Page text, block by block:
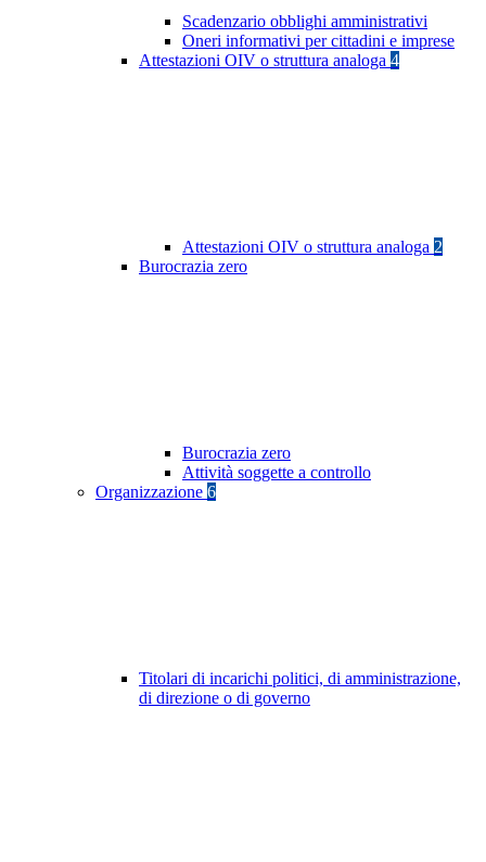
Scadenzario obblighi amministrativi
Oneri informativi per cittadini e imprese
Attestazioni OIV o struttura analoga 4
Attestazioni OIV o struttura analoga 2
Burocrazia zero
Burocrazia zero
Attività soggette a controllo
Organizzazione 6
Titolari di incarichi politici, di amministrazione,
di direzione o di governo